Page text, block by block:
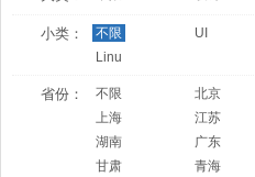
小类： 不限 UI
Linu
省份： 不限 北京
上海
江苏
湖南
广东
甘肃
青海